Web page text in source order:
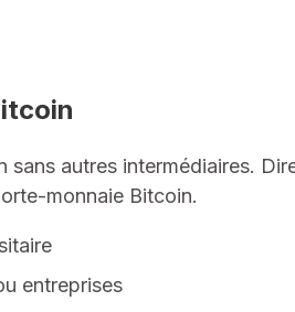
sans autres intermédiaires.
monnaie Bitcoin.
entreprises